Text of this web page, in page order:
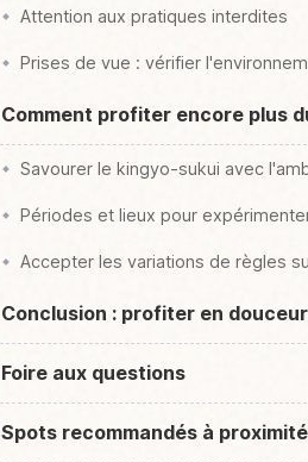
Attention aux pratiques interdites
Prises de vue : vérifier
Comment profiter encore plus
Savourer le kingyo-sukui avec
Périodes et lieux pour
Accepter les variations de règles
Conclusion : profiter en
Foire aux questions
Spots recommandés à proximité